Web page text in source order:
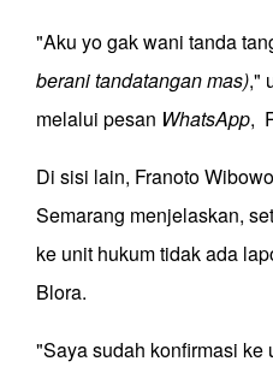
"Aku yo gak wani tanda
berani tandatangan mas),"
melalui pesan WhatsApp,
Di sisi lain, Franoto
Semarang menjelaskan,
ke unit hukum tidak ada
Blora.
"Saya sudah konfirmasi ke